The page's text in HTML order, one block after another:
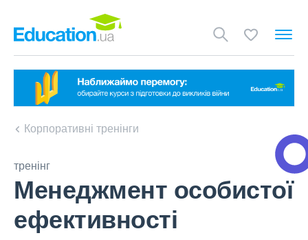
Корпоративні тренінги
тренінг
Менеджмент особистої
ефективності